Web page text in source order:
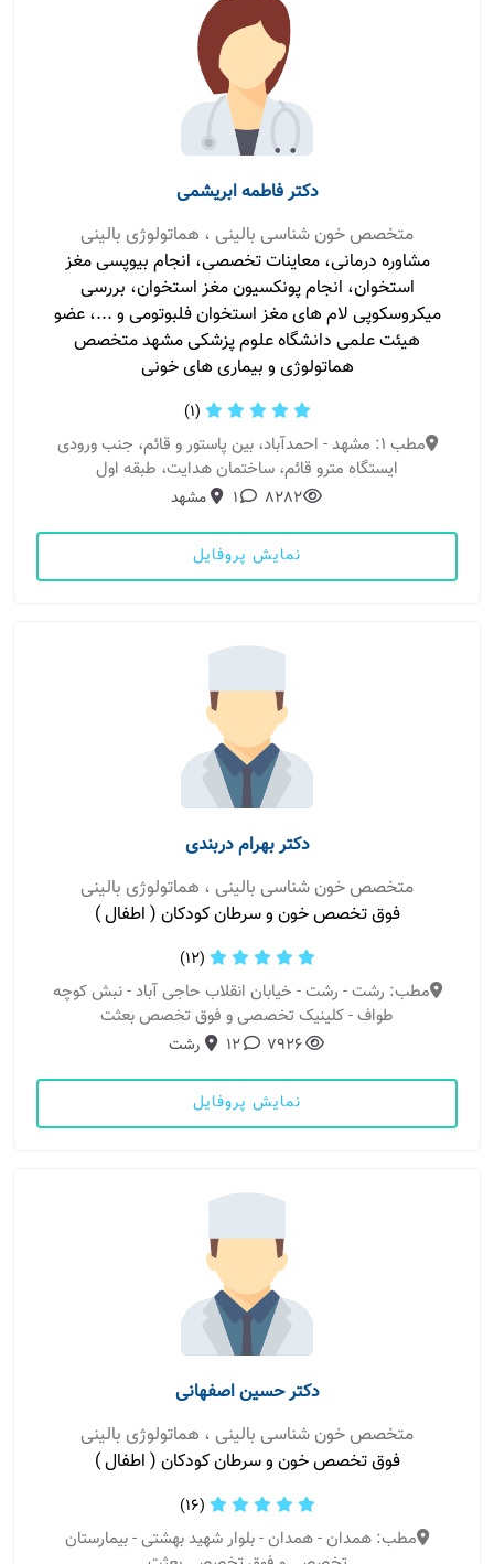
دکتر فاطمه ابریشمی
متخصص خون شناسی بالینی ، هماتولوژی بالینی
مشاوره درمانی، معاینات تخصصی، انجام بیوپسی مغز
استخوان، انجام پونکسیون مغز استخوان، بررسی
میکروسکوپی لام های مغز استخوان فلبوتومی و ...، عضو
هیئت علمی دانشگاه علوم پزشکی مشهد متخصص
هماتولوژی و بیماری های خونی
(1)
مطب 1: مشهد - احمدآباد، بین پاستور و قائم، جنب ورودی
ایستگاه مترو قائم، ساختمان هدایت، طبقه اول
8282
1 مشهد
نمایش پروفایل
دکتر بهرام دربندی
متخصص خون شناسی بالینی ، هماتولوژی بالینی
فوق تخصص خون و سرطان کودکان ( اطفال )
(12)
مطب: رشت - رشت - خیابان انقلاب حاجی آباد - نبش کوچه
طواف - کلینیک تخصصی و فوق تخصص بعثت
7926
12 رشت
نمایش پروفایل
دکتر حسین اصفهانی
متخصص خون شناسی بالینی ، هماتولوژی بالینی
فوق تخصص خون و سرطان کودکان ( اطفال )
(16)
مطب: همدان - همدان - بلوار شهید بهشتی - بیمارستان